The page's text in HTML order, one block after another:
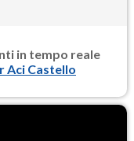
in tempo reale
Aci Castello